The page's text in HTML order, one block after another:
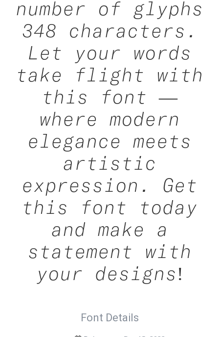
number of glyphs
348 characters.
Let your words
take flight with
this font —
where modern
elegance meets
artistic
expression. Get
this font today
and make a
statement with
your designs!
Font Details